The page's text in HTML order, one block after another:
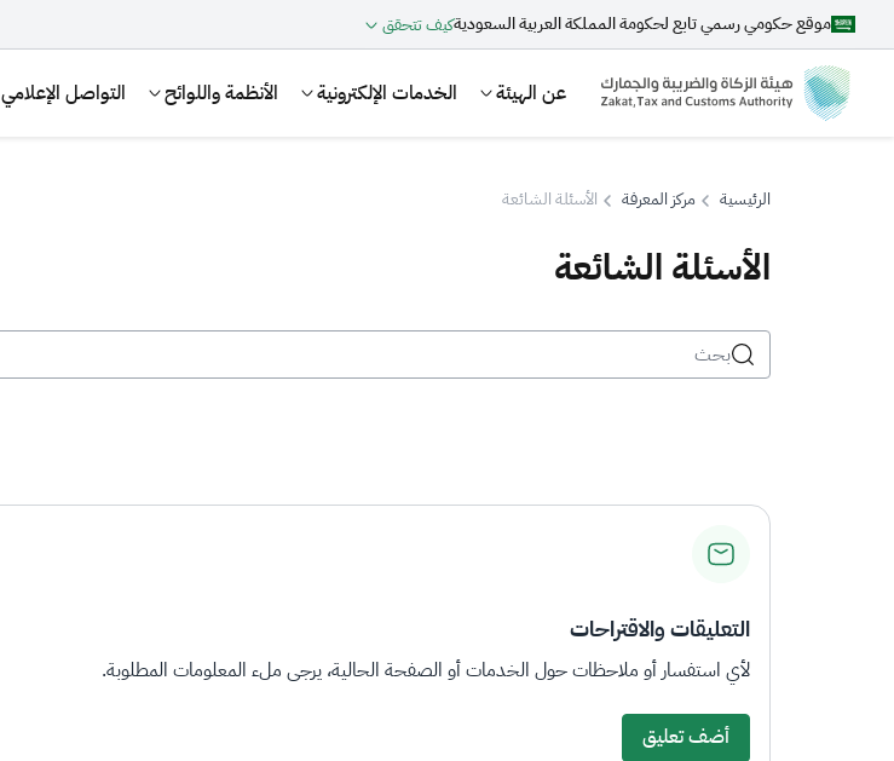
موقع حكومي رسمي تابع لحكومة المملكة العربية السعوديةكيف تتحقق
عن الهيئة الخدمات الإلكترونية الأنظمة واللوائح التواصل الإعلامي
بحث
الرئيسية مركز المعرفة الأسئلة الشائعة
الأسئلة الشائعة
التعليقات والاقتراحات
لأي استفسار أو ملاحظات حول الخدمات أو الصفحة الحالية، يرجى ملء المعلومات المطلوبة.
أضف تعليق